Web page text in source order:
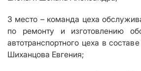
3 место – команда цеха
по ремонту и изготовлению
автотранспортного цеха в
Шиханцова Евгения;